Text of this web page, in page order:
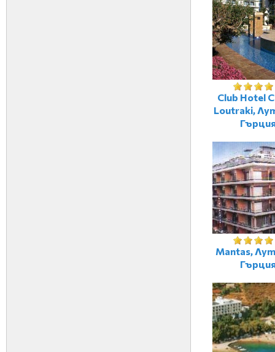
Club Hotel
Loutraki,
Mantas,